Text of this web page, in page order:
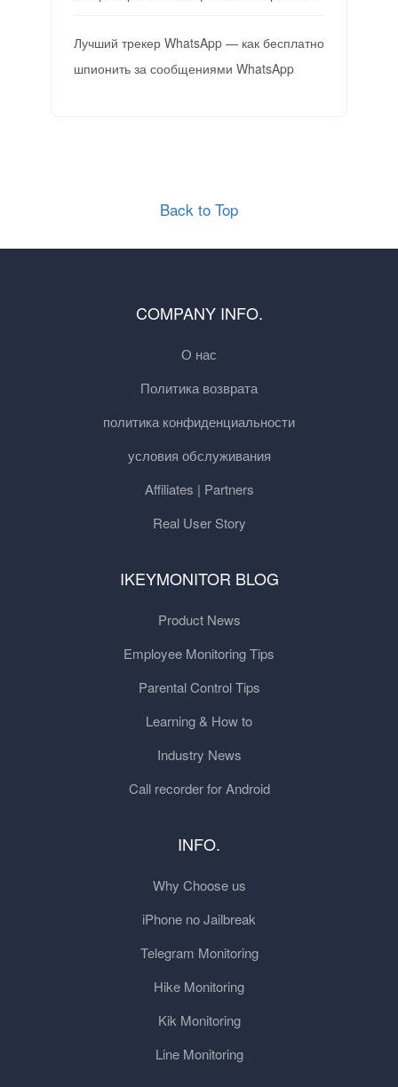
Лучший трекер WhatsApp — как бесплатно
шпионить за сообщениями WhatsApp
Back to Top
COMPANY INFO.
О нас
Политика возврата
политика конфиденциальности
условия обслуживания
Affiliates | Partners
Real User Story
IKEYMONITOR BLOG
Product News
Employee Monitoring Tips
Parental Control Tips
Learning & How to
Industry News
Call recorder for Android
INFO.
Why Choose us
iPhone no Jailbreak
Telegram Monitoring
Hike Monitoring
Kik Monitoring
Line Monitoring